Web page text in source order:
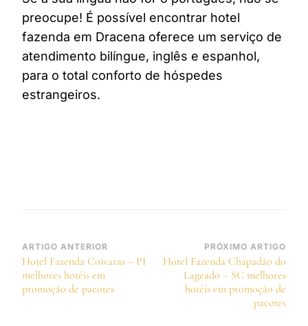
preocupe! É possível encontrar hotel
fazenda em Dracena oferece um serviço de
atendimento bilíngue, inglês e espanhol,
para o total conforto de hóspedes
estrangeiros.
Navegação
de
post
ARTIGO ANTERIOR
Hotel Fazenda Coivaras – PI
melhores hotéis em
promoção de pacotes
PRÓXIMO ARTIGO
Hotel Fazenda Chapadão do
Lageado – SC melhores
hotéis em promoção de
pacotes